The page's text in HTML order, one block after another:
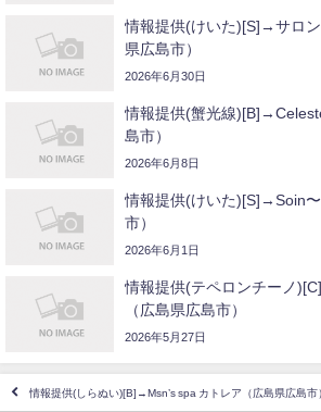
情報提供(けいた)[S]→サロ
県広島市）
2026年6月30日
情報提供(蟹光線
島市）
2026年6月8日
情報提供(けいた)[S]→Soin
市）
2026年6月1日
情報提供(テペロンチーノ
（広島県広島市）
2026年5月27日
情報提供(しらぬい)[B]→Msn’s spa カトレア（広島県広島市